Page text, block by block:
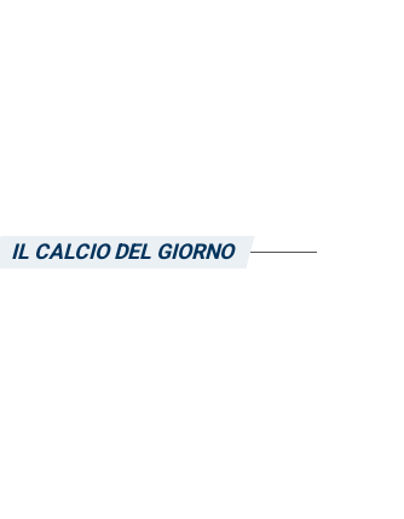
IL CALCIO DEL GIORNO